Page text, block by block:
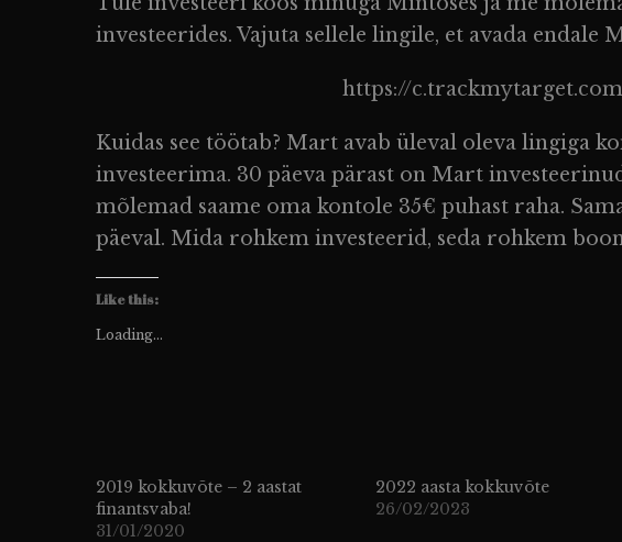
investeerides. Vajuta sellele lingile, et avada endale
https://
Kuidas see töötab? Mart avab üleval oleva lingiga
investeerima. 30 päeva pärast on Mart
mõlemad saame oma kontole 35€ puhast raha.
päeval. Mida rohkem investeerid, seda rohkem
Like this:
Loading...
2019 kokkuvõte – 2 aastat
finantsvaba!
31/01/2020
2022 aasta kokkuvõte
26/02/2023